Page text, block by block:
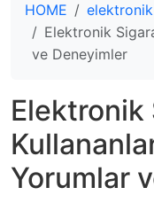
HOME
Elektronik
ve Deneyimler
Elektronik
Yorumlar